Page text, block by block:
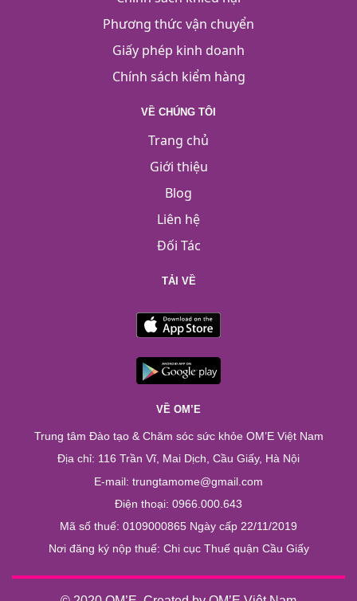
Phương thức vận chuyển
Giấy phép kinh doanh
Chính sách kiểm hàng
VỀ CHÚNG TÔI
Trang chủ
Giới thiệu
Blog
Liên hệ
Đối Tác
TẢI VỀ
VỀ OM’E
Trung tâm Đào tạo & Chăm sóc sức khỏe OM’E Việt Nam
Địa chỉ: 116 Trần Vĩ, Mai Dịch, Cầu Giấy, Hà Nội
E-mail: trungtamome@gmail.com
Điện thoại: 0966.000.643
Mã số thuế: 0109000865 Ngày cấp 22/11/2019
Nơi đăng ký nộp thuế: Chi cục Thuế quận Cầu Giấy